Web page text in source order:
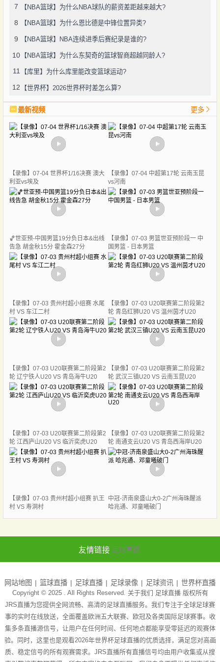
7 【NBA篮球】为什么NBA球队的薪资差距越来越大?
8 【NBA篮球】为什么恩比德是中锋位置异类?
9 【NBA篮球】NBA连续进季后赛纪录是谁的?
10 【NBA篮球】为什么东契奇的篮球智商超越同龄人?
11 【库里】为什么库里能改变篮球运动?
12 【世界杯】2026世界杯时差怎么算?
最新视频 更多
【录像】07-04 世界杯1/16决赛 澳大
利亚vs埃及
【录像】07-04 中超第17轮 云南玉昆
vs河南
🏀世亚预-中国男篮19分负日本&出线
告急 胡金秋15分 霍金森27分
【录像】07-03 男篮世亚预阶段一 中
国男篮 - 日本男篮
【录像】07-03 贵州村超小组赛 水尾
村 VS 车江二村
【录像】07-03 U20联赛第二阶段第2
轮 青岛红狮U20 VS 温州茵才U20
【录像】07-03 U20联赛第二阶段第2
轮 辽宁铁人U20 VS 青岛海牛U20
【录像】07-03 U20联赛第二阶段第2
轮 武汉三镇U20 VS 云南玉昆U20
【录像】07-03 U20联赛第二阶段第2
轮 江西庐山U20 VS 临沂奕虎U20
【录像】07-03 U20联赛第二阶段第2
轮 南通支云U20 VS 青岛西海岸U20
【录像】07-03 贵州村超小组赛 扒王
村 VS 寿洞村
中冠-济南泉盛山大0-2广州海珠醒派
哈兆通、邓童曦破门
友情链接 足球直播
网站地图 篮球直播 足球直播 足球录像 足球资讯 世界杯直播
Copyright © 2025 . All Rights Reserved. 关于我们 足球直播版权所有
JRS直播为您提供全网流畅、高清的足球直播服务。我们专注于全球足球赛
事的实时在线放送，全面覆盖欧洲五大联赛、欧冠及各类国际足球赛事。收
集多条直播源信号，让用户在任何时间、任何地点都能享受零延迟的观赛体
验。同时，这里也是观看2026年世界杯足球直播的优质选择，满足您对高画
质、稳定信号的所有观赛需求。JRS直播所有直播信号均由用户收集或从搜